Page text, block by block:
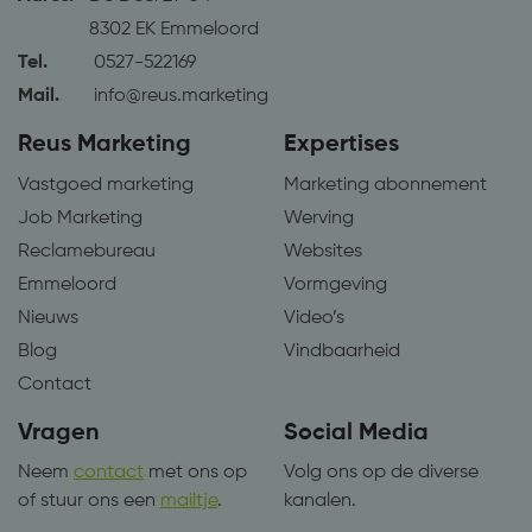
8302 EK Emmeloord
Tel.
0527-522169
Mail.
info@reus.marketing
Reus Marketing
Vastgoed marketing
Job Marketing
Reclamebureau
Emmeloord
Nieuws
Blog
Contact
Expertises
Marketing abonnement
Werving
Websites
Vormgeving
Video’s
Vindbaarheid
Vragen
Neem contact met ons op
of stuur ons een mailtje.
Social Media
Volg ons op de diverse
kanalen.
campagnegegevens
te berekenen voor
analyserapporten